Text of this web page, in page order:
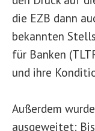
die EZB dann
bekannten
für Banken
und ihre
Außerdem
ausgeweitet: